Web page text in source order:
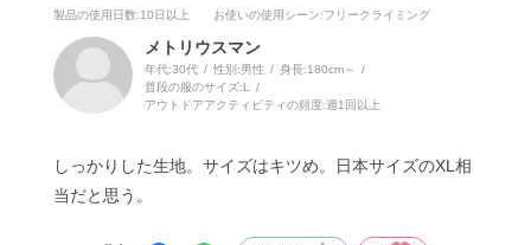
製品の使用日数:10日以上 お使いの使用シーン:フリークライミング
メトリウスマン
年代:30代 性別:男性 身長:180cm～
普段の服のサイズ:L
アウトドアアクティビティの頻度:週1回以上
しっかりした生地。サイズはキツめ。日本サイズのXL相
当だと思う。